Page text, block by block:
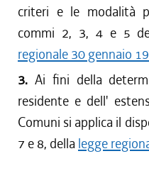
criteri e le modalità
commi 2, 3, 4 e 5
regionale 30 gennaio
3. Ai fini della
residente e dell'
Comuni si applica il
7 e 8, della legge